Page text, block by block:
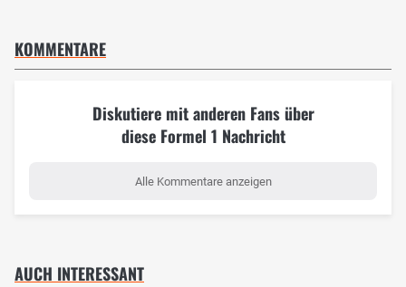
KOMMENTARE
Diskutiere mit anderen Fans über
diese Formel 1 Nachricht
Alle Kommentare anzeigen
AUCH INTERESSANT